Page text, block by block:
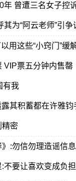
曾遭三名女子控
为“阿云老师”引争
用这些“小窍门”缓
VIP票五分钟内售罄
有我
其积蓄都在许雅钧
密
:勿信勿理造谣信息
不要让喜欢变成负担